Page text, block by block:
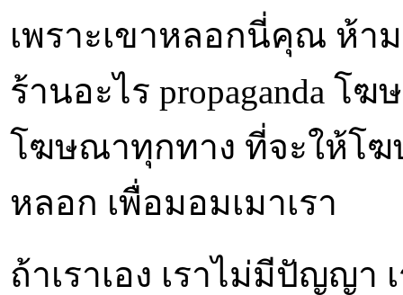
เพราะเขาหลอกนี่คุณ ห้า
ร้านอะไร propaganda
โฆษณาทุกทาง ที่จะให้โ
หลอก เพื่อมอมเมาเรา
ถ้าเราเอง เราไม่มีปัญญา